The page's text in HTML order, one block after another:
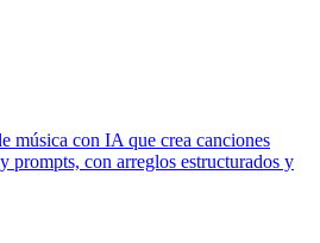
música con IA que crea canciones
prompts, con arreglos estructurados y